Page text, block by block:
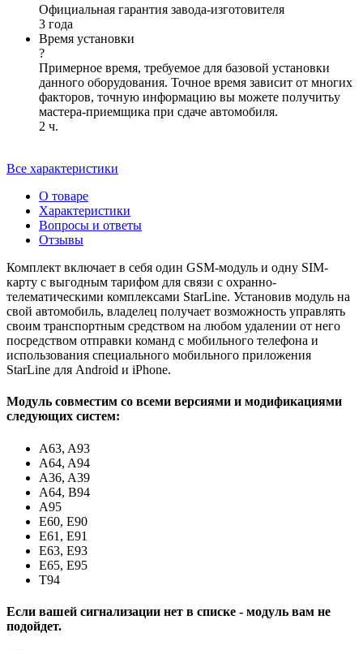
Официальная гарантия завода-изготовителя
3 года
Время установки
?
Примерное время, требуемое для базовой установки
данного оборудования. Точное время зависит от многих
факторов, точную информацию вы можете получитьу
мастера-приемщика при сдаче автомобиля.
2 ч.
Все характеристики
О товаре
Характеристики
Вопросы и ответы
Отзывы
Комплект включает в себя один GSM-модуль и одну SIM-
карту с выгодным тарифом для связи с охранно-
телематическими комплексами StarLine. Установив модуль на
свой автомобиль, владелец получает возможность управлять
своим транспортным средством на любом удалении от него
посредством отправки команд с мобильного телефона и
использования специального мобильного приложения
StarLine для Android и iPhone.
Модуль совместим со всеми версиями и модификациями
следующих систем:
A63, A93
A64, A94
A36, A39
A64, B94
A95
E60, E90
E61, E91
E63, E93
E65, E95
T94
Если вашей сигнализации нет в списке - модуль вам не
подойдет.